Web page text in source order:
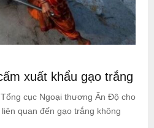
xuất khẩu gạo trắng
cục Ngoại thương Ấn Độ cho
quan đến gạo trắng không